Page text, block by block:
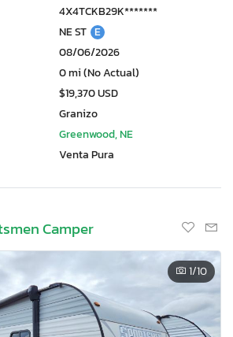
4X4TCKB29K*******
NE ST E
08/06/2026
0 mi (No Actual)
$19,370 USD
Granizo
Greenwood, NE
Venta Pura
Camper
1/10